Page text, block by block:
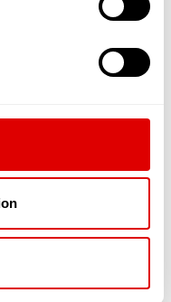
et des soins
donc des
dans un cadre
aux
ces appartements
souvent privés et
social.